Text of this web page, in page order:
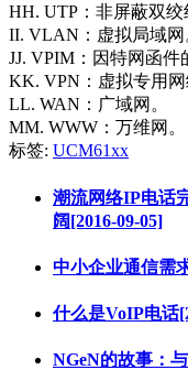
HH. UTP：非屏蔽双绞
II. VLAN：虚拟局域网
JJ. VPIM：因特网函件
KK. VPN：虚拟专用网
LL. WAN：广域网。
MM. WWW：万维网。
标签: UCM61xx
潮流网络IP电话
阔[2016-09-05]
中小企业通信需
什么是VoIP电话
NGeN的故事：